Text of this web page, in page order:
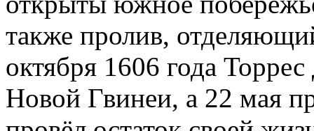
также пролив,
октября 1606 года
Новой Гвинеи, а 22 мая